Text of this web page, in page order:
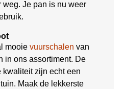
Je pan is nu weer
mooie vuurschalen van
in ons assortiment. De
zijn echt een
Maak de lekkerste